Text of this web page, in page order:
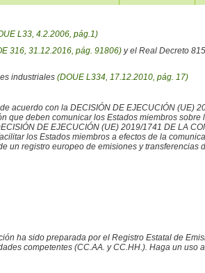
L33, 4.2.2006, pág.1)
316, 31.12.2016, pág. 91806)y el Real Decreto
industriales (DOUE L334, 17.12.2010, pág. 17)
acuerdo con la DECISIÓN DE EJECUCIÓN (UE)
que deben comunicar los Estados miembros
DE EJECUCIÓN (UE) 2019/1741 DE LA
los Estados miembros a efectos de la
un registro europeo de emisiones y transferencias
ha sido preparada por el Registro Estatal de
competentes (CC.AA. y CC.HH.). Haga un uso